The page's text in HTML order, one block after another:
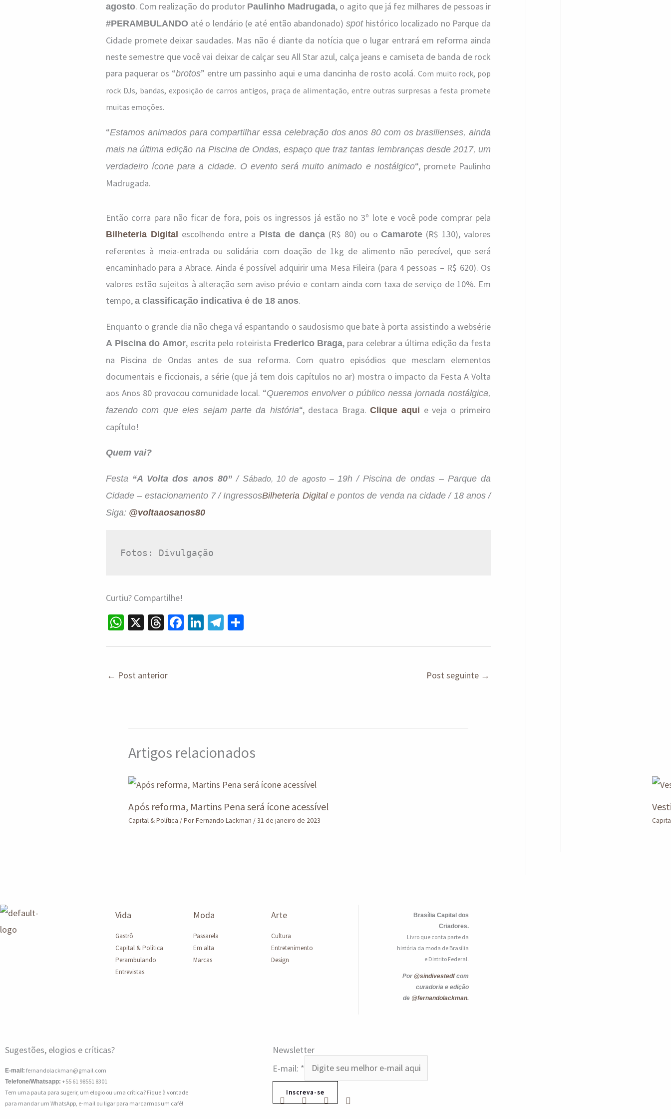
agosto. Com realização do produtor Paulinho Madrugada, o agito que já fez milhares de pessoas ir
#PERAMBULANDO até o lendário (e até então abandonado) spothistórico localizado no Parque da
Cidade promete deixar saudades. Mas não é diante da notícia que o lugar entrará em reforma ainda
neste semestre que você vai deixar de calçar seu All Star azul, calça jeans e camiseta de banda de rock
para paquerar os “brotos” entre um passinho aqui e uma dancinha de rosto acolá. Com muito rock, pop
rock DJs, bandas, exposição de carros antigos, praça de alimentação, entre outras surpresas a festa promete
muitas emoções.
“Estamos animados para compartilhar essa celebração dos anos 80 com os brasilienses, ainda
mais na última edição na Piscina de Ondas, espaço que traz tantas lembranças desde 2017, um
verdadeiro ícone para a cidade. O evento será muito animado e nostálgico“, promete Paulinho
Madrugada.
Então corra para não ficar de fora, pois os ingressos já estão no 3º lote e você pode comprar pela
Bilheteria Digital escolhendo entre a Pista de dança (R$ 80) ou oCamarote (R$ 130), valores
referentes à meia-entrada ou solidária com doação de 1kg de alimento não perecível, que será
encaminhado para a Abrace. Ainda é possível adquirir uma Mesa Fileira (para 4 pessoas – R$ 620). Os
valores estão sujeitos à alteração sem aviso prévio e contam ainda com taxa de serviço de 10%. Em
tempo, a classificação indicativa é de 18 anos.
Enquanto o grande dia não chega vá espantando o saudosismo que bate à porta assistindo a websérie
A Piscina do Amor, escrita pelo roteirista Frederico Braga, para celebrar a última edição da festa
na Piscina de Ondas antes de sua reforma. Com quatro episódios que mesclam elementos
documentais e ficcionais, a série (que já tem dois capítulos no ar) mostra o impacto da Festa A Volta
aos Anos 80 provocou comunidade local. “Queremos envolver o público nessa jornada nostálgica,
fazendo com que eles sejam parte da história“, destaca Braga.Clique aqui e veja o primeiro
capítulo!
Quem vai?
Festa “A Volta dos anos 80”/ Sábado, 10 de agosto – 19h / Piscina de ondas – Parque da
Cidade – estacionamento 7 / IngressosBilheteria Digitale pontos de venda na cidade / 18 anos /
Siga: @voltaaosanos80
Fotos: Divulgação
Curtiu? Compartilhe!
W
sA
X
T
ds
Fa Li Te
← Post anterior Post seguinte →
Artigos relacionados
Após reforma, Martins Pena será ícone acessível
Capital & Política / PorFernando Lackman /31 de janeiro de 2023
Vida
Gastrô
Capital & Política
Perambulando
Entrevistas
Moda
Passarela
Em alta
Marcas
Arte
Cultura
Entretenimento
Design
Brasília Capital dos
Criadores.
Livro que conta parte da
história da moda de Brasília
e Distrito Federal.
Por @sindivestedfcom
curadoria e edição
de @fernandolackman.
Sugestões, elogios e críticas?
E-mail: fernandolackman@gmail.com
Telefone/Whatsapp: +55 61 98551 8301
Tem uma pauta para sugerir, um elogio ou uma crítica? Fique à vontade
para mandar um WhatsApp, e-mail ou ligar para marcarmos um café!
Newsletter
E-mail: *
Inscreva-se